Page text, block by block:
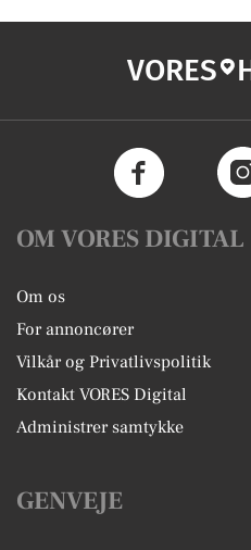
VORES
OM VORES DIGITAL
Om os
For annoncører
Vilkår og Privatlivspolitik
Kontakt VORES Digital
Administrer samtykke
GENVEJE